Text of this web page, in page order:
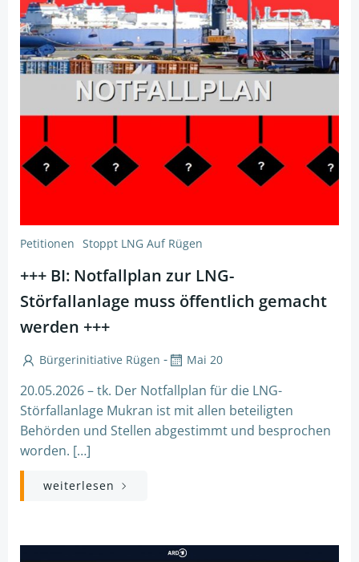
Petitionen Stoppt LNG Auf Rügen
+++ BI: Notfallplan zur LNG-
Störfallanlage muss öffentlich gemacht
werden +++
Bürgerinitiative Rügen - Mai 20
20.05.2026 – tk. Der Notfallplan für die LNG-
Störfallanlage Mukran ist mit allen beteiligten
Behörden und Stellen abgestimmt und besprochen
worden. […]
weiterlesen